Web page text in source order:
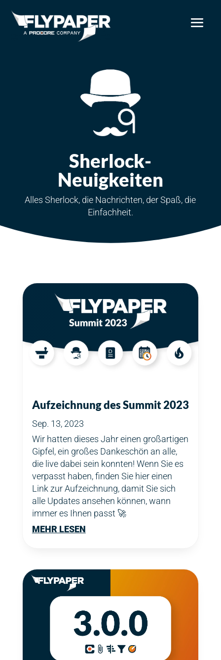
Sherlock-
Neuigkeiten
Alles Sherlock, die Nachrichten, der Spaß, die
Einfachheit.
Aufzeichnung des Summit 2023
Sep. 13, 2023
Wir hatten dieses Jahr einen großartigen
Gipfel, ein großes Dankeschön an alle,
die live dabei sein konnten! Wenn Sie es
verpasst haben, finden Sie hier einen
Link zur Aufzeichnung, damit Sie sich
alle Updates ansehen können, wann
immer es Ihnen passt 🚀
MEHR LESEN